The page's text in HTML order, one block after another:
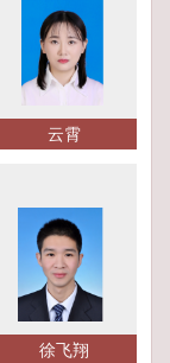
云霄
徐飞翔